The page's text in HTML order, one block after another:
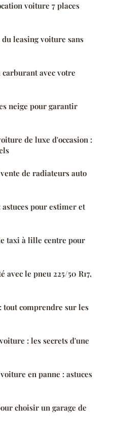
voiture 7 places
leasing voiture sans
avec votre
neige pour garantir
de luxe d'occasion :
de radiateurs auto
pour estimer et
taxi à lille centre pour
le pneu 225/50 R17,
tout comprendre sur les
: les secrets d'une
en panne : astuces
choisir un garage de